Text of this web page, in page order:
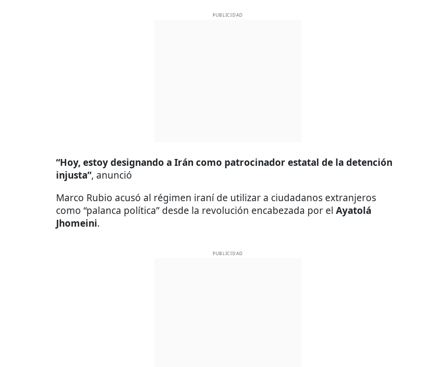
PUBLICIDAD
“Hoy, estoy designando a Irán como patrocinador estatal de la detención
injusta”, anunció
Marco Rubio acusó al régimen iraní de utilizar a ciudadanos extranjeros
como “palanca política” desde la revolución encabezada por el Ayatolá
Jhomeini.
PUBLICIDAD